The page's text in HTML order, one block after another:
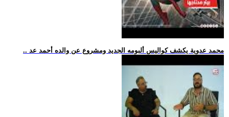
.. محمد عدوية يكشف كواليس ألبومه الجديد ومشروع عن والده أحمد عد